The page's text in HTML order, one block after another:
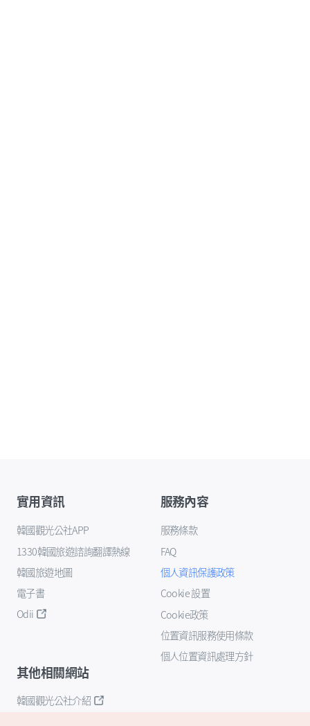
實用資訊
韓國觀光公社APP
1330韓國旅遊諮詢翻譯熱線
韓國旅遊地圖
電子書
Odii
服務內容
服務條款
FAQ
個人資訊保護政策
Cookie 設置
Cookie政策
位置資訊服務使用條款
個人位置資訊處理方針
其他相關網站
韓國觀光公社介紹